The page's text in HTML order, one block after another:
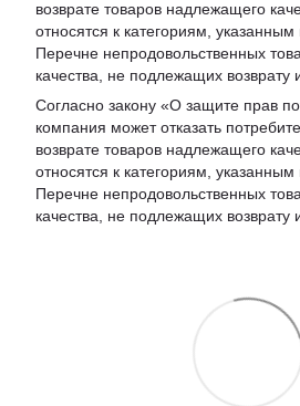
возврате товаров надлежащего
относятся к категориям,
Перечне непродовольственных
качества, не подлежащих возврату
Согласно закону «О защите прав
компания может отказать
возврате товаров надлежащего
относятся к категориям,
Перечне непродовольственных
качества, не подлежащих возврату